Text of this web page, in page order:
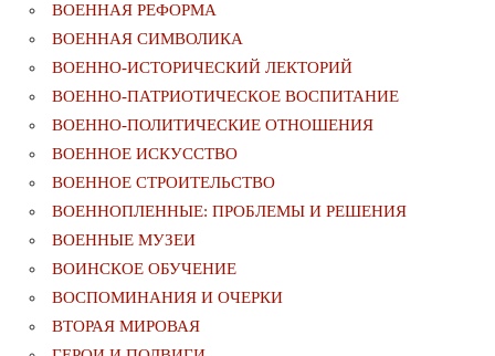
ВОЕННАЯ РЕФОРМА
ВОЕННАЯ СИМВОЛИКА
ВОЕННО-ИСТОРИЧЕСКИЙ ЛЕКТОРИЙ
ВОЕННО-ПАТРИОТИЧЕСКОЕ ВОСПИТАНИЕ
ВОЕННО-ПОЛИТИЧЕСКИE ОТНОШЕНИЯ
ВОЕННОЕ ИСКУССТВО
ВОЕННОЕ СТРОИТЕЛЬСТВО
ВОЕННОПЛЕННЫЕ: ПРОБЛЕМЫ И РЕШЕНИЯ
ВОЕННЫЕ МУЗЕИ
ВОИНСКОЕ ОБУЧЕНИЕ
ВОСПОМИНАНИЯ И ОЧЕРКИ
ВТОРАЯ МИРОВАЯ